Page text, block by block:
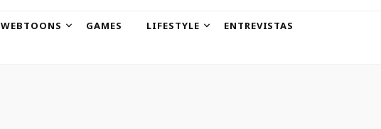
WEBTOONS GAMES LIFESTYLE
ENTREVISTAS